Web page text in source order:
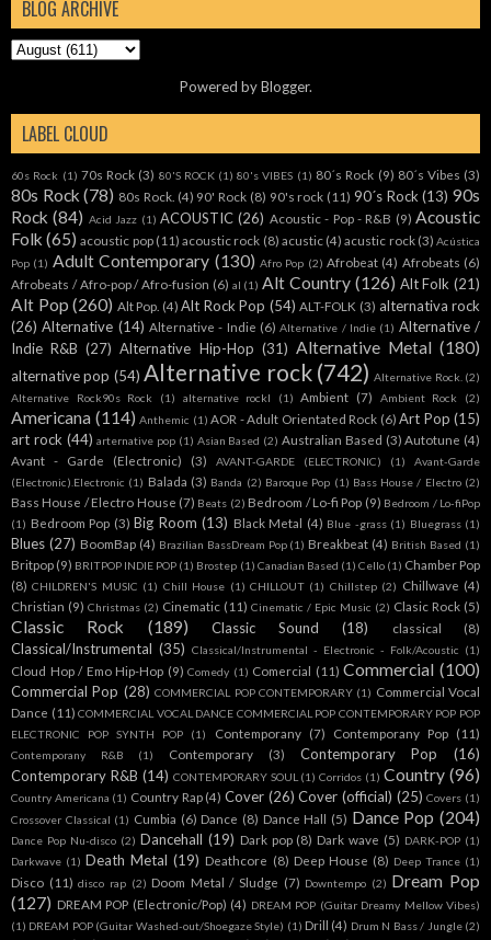
BLOG ARCHIVE
Powered byBlogger.
LABEL CLOUD
60s Rock (1) 70s Rock (3) 80'S ROCK (1) 80's VIBES (1) 80´s Rock (9) 80´s Vibes (3)
80s Rock (78) 80s Rock. (4) 90' Rock (8) 90's rock (11) 90´s Rock (13) 90s
Rock (84) Acid Jazz (1) ACOUSTIC (26) Acoustic - Pop - R&B (9) Acoustic
Folk (65) acoustic pop (11) acoustic rock (8) acustic (4) acustic rock (3) Acústica
Pop (1) Adult Contemporary (130) Afro Pop (2) Afrobeat (4) Afrobeats (6)
Afrobeats / Afro-pop / Afro-fusion (6) al (1) Alt Country (126) Alt Folk (21)
Alt Pop (260) Alt Pop. (4) Alt Rock Pop (54) ALT-FOLK (3) alternativa rock
(26) Alternative (14) Alternative - Indie (6) Alternative / Indie (1) Alternative /
Indie R&B (27) Alternative Hip-Hop (31) Alternative Metal (180)
alternative pop (54) Alternative rock (742) Alternative Rock. (2)
Alternative Rock90s Rock
(1) alternative rockl (1) Ambient (7) Ambient Rock (2)
Americana (114) Anthemic (1) AOR - Adult Orientated Rock (6) Art Pop (15)
art rock (44) arternative pop (1) Asian Based (2) Australian Based (3) Autotune (4)
Avant - Garde (Electronic)
(3) AVANT-GARDE (ELECTRONIC) (1)
Avant-Garde
(Electronic).Electronic (1) Balada (3) Banda (2) Baroque Pop (1) Bass House / Electro (2)
Bass House / Electro House (7) Beats (2) Bedroom / Lo-fi Pop (9) Bedroom / Lo-fiPop
(1) Bedroom Pop (3) Big Room (13) Black Metal (4) Blue -grass (1) Bluegrass (1)
Blues (27) BoomBap (4) Brazilian BassDream Pop (1) Breakbeat (4) British Based (1)
Britpop (9) BRITPOP INDIE POP (1) Brostep (1) Canadian Based (1) Cello (1) Chamber Pop
(8) CHILDREN'S MUSIC (1) Chill House (1) CHILLOUT (1) Chillstep (2) Chillwave (4)
Christian (9) Christmas (2) Cinematic (11) Cinematic / Epic Music (2) Clasic Rock (5)
Classic Rock (189) Classic Sound (18) classical (8)
Classical/Instrumental (35) Classical/Instrumental - Electronic - Folk/Acoustic (1)
Cloud Hop / Emo Hip-Hop (9) Comedy (1) Comercial (11) Commercial (100)
Commercial Pop (28) COMMERCIAL POP CONTEMPORARY (1) Commercial Vocal
Dance (11) COMMERCIAL VOCAL DANCE COMMERCIAL POP CONTEMPORARY POP POP
ELECTRONIC POP SYNTH POP
(1) Contemporany (7) Contemporany Pop (11)
Contemporany R&B (1) Contemporary (3) Contemporary Pop
(16)
Contemporary R&B (14) CONTEMPORARY SOUL (1) Corridos (1) Country (96)
Country Americana (1) Country Rap (4) Cover (26) Cover (official) (25) Covers (1)
Crossover Classical (1) Cumbia (6) Dance (8) Dance Hall (5) Dance Pop (204)
Dance Pop Nu-disco (2) Dancehall (19) Dark pop (8) Dark wave (5) DARK-POP (1)
Darkwave (1) Death Metal (19) Deathcore (8) Deep House (8) Deep Trance (1)
Disco (11) disco rap (2) Doom Metal / Sludge (7) Downtempo (2) Dream Pop
(127) DREAM POP (Electronic/Pop) (4) DREAM POP (Guitar Dreamy Mellow Vibes)
(1) DREAM POP (Guitar Washed-out/Shoegaze Style) (1) Drill (4) Drum N Bass / Jungle (2)